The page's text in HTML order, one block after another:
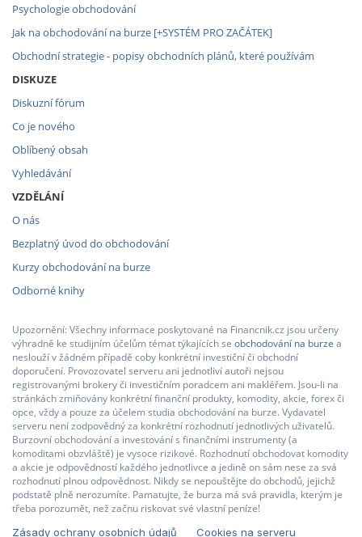
Psychologie obchodování
Jak na obchodování na burze [+SYSTÉM PRO ZAČÁTEK]
Obchodní strategie - popisy obchodních plánů, které používám
DISKUZE
Diskuzní fórum
Co je nového
Oblíbený obsah
Vyhledávání
VZDĚLÁNÍ
O nás
Bezplatný úvod do obchodování
Kurzy obchodování na burze
Odborné knihy
Upozornění: Všechny informace poskytované na Financnik.cz jsou určeny
výhradně ke studijním účelům témat týkajících se obchodování na burze a
neslouží v žádném případě coby konkrétní investiční či obchodní
doporučení. Provozovatel serveru ani jednotliví autoři nejsou
registrovanými brokery či investičním poradcem ani makléřem. Jsou-li na
stránkách zmiňovány konkrétní finanční produkty, komodity, akcie, forex či
opce, vždy a pouze za účelem studia obchodování na burze. Vydavatel
serveru není zodpovědný za konkrétní rozhodnutí jednotlivých uživatelů.
Burzovní obchodování a investování s finančními instrumenty (a
komoditami obzvláště) je vysoce rizikové. Rozhodnutí obchodovat komodity
a akcie je odpovědností každého jednotlivce a jedině on sám nese za svá
rozhodnutí plnou odpovědnost. Nikdy se nepouštějte do obchodů, jejichž
podstatě plně nerozumíte. Pamatujte, že burza má svá pravidla, kterým je
třeba porozumět, než začnu riskovat své vlastní peníze!
Zásady ochrany osobních údajů Cookies na serveru